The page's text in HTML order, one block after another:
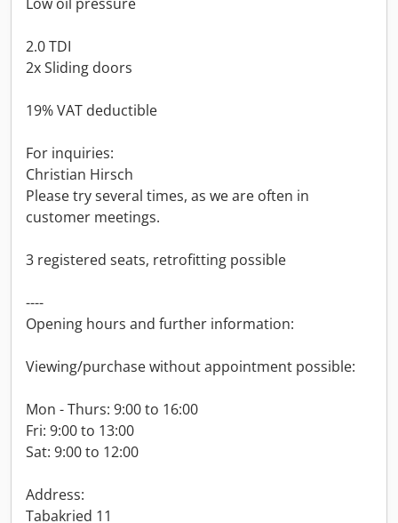
2.0 TDI
2x Sliding doors
19% VAT deductible
For inquiries:
Christian Hirsch
Please try several times, as we are often in
customer meetings.
3 registered seats, retrofitting possible
----
Opening hours and further information:
Viewing/purchase without appointment possible:
Mon - Thurs: 9:00 to 16:00
Fri: 9:00 to 13:00
Sat: 9:00 to 12:00
Address:
Tabakried 11